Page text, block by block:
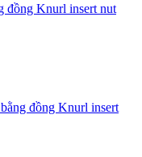
đồng Knurl insert nut
đồng Knurl insert